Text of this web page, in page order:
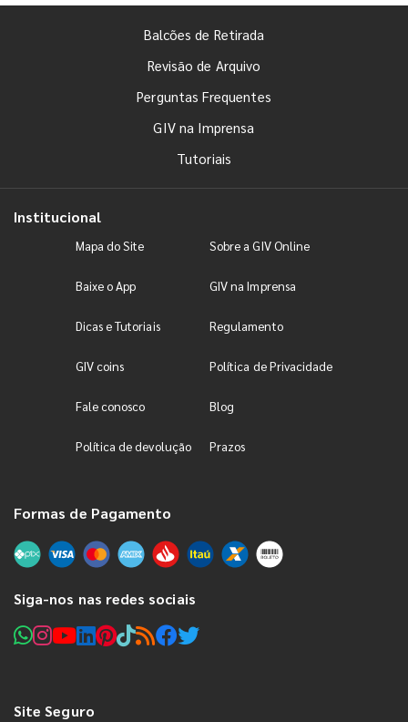
Balcões de Retirada
Revisão de Arquivo
Perguntas Frequentes
GIV na Imprensa
Tutoriais
Institucional
Mapa do Site Sobre a GIV Online
Baixe o App GIV na Imprensa
Dicas e Tutoriais Regulamento
GIV coins Política de Privacidade
Fale conosco Blog
Política de devolução Prazos
Formas de Pagamento
Siga-nos nas redes sociais
Site Seguro